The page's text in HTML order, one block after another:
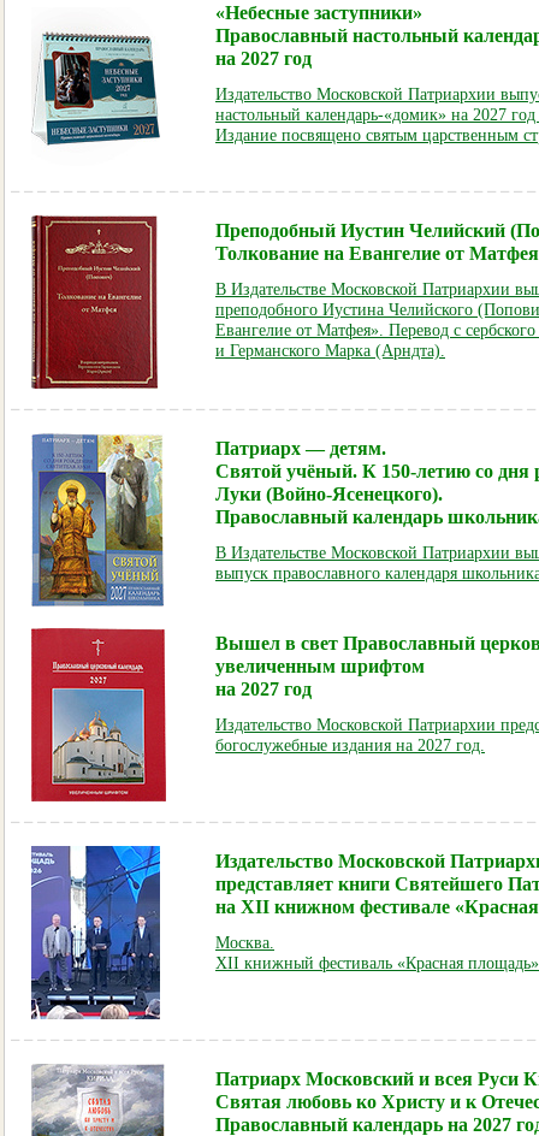
«Небесные заступники»
Православный настольный
на 2027 год
Издательство Московской Патриархии
настольный календарь-«домик» на 2027
Издание посвящено святым царственным
Преподобный Иустин Челийский
Толкование на Евангелие от Матфея
В Издательстве Московской Патриархии
преподобного Иустина Челийского
Евангелие от Матфея». Перевод с
и Германского Марка (Арндта).
Патриарх — детям.
Святой учёный. К 150-летию со дня
Луки (Войно-Ясенецкого).
Православный календарь
В Издательстве Московской Патриархии
выпуск православного календаря
Вышел в свет Православный
увеличенным шрифтом
на 2027 год
Издательство Московской Патриархии
богослужебные издания на 2027 год.
Издательство Московской
представляет книги Святейшего
на XII книжном фестивале
Москва.
XII книжный фестиваль «Красная
Патриарх Московский и всея Руси
Святая любовь ко Христу и к
Православный календарь на 2027